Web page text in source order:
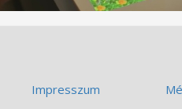
Impresszum